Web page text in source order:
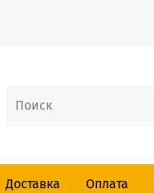
Доставка Оплата